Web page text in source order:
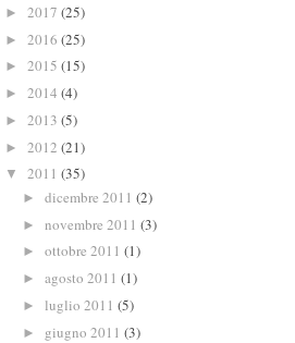
► 2017 (25)
► 2016 (25)
► 2015 (15)
► 2014 (4)
► 2013 (5)
► 2012 (21)
▼ 2011 (35)
► dicembre 2011 (2)
► novembre 2011 (3)
► ottobre 2011 (1)
► agosto 2011 (1)
► luglio 2011 (5)
► giugno 2011 (3)